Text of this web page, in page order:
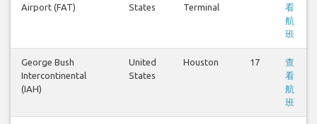
Airport (FAT)
States
Terminal
看
航
班
George Bush
Intercontinental
(IAH)
United
States
Houston 17
查
看
航
班